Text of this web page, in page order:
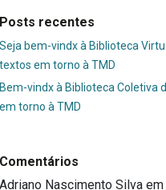
Posts recentes
Seja bem-vindx à Biblioteca
textos em torno à TMD
Bem-vindx à Biblioteca Coletiva
em torno à TMD
Comentários
Adriano Nascimento Silvaem